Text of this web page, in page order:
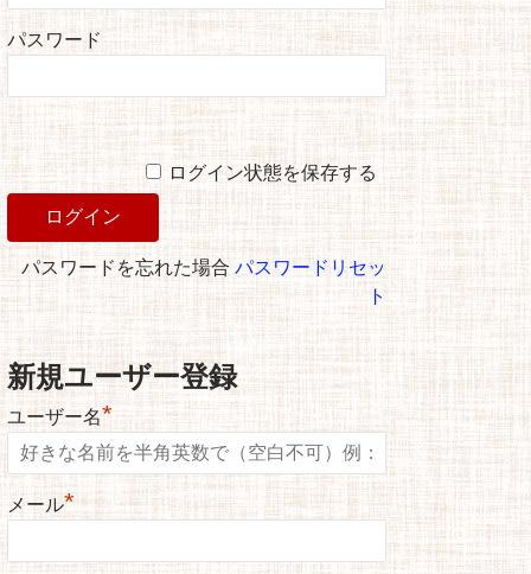
パスワード
ログイン状態を保存する
パスワードを忘れた場合パスワードリセッ
ト
新規ユーザー登録
ユーザー名*
メール*